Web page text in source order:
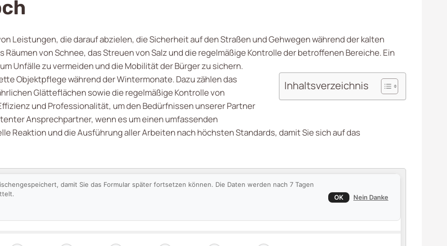
Leistungen, die darauf abzielen, die Sicherheit auf den Straßen und Gehwegen während der kalten
von Schnee, das Streuen von Salz und die regelmäßige Kontrolle der betroffenen Bereiche. Ein
Unfälle zu vermeiden und die Mobilität der Bürger zu sichern.
Inhaltsverzeichnis
Objektpflege während der Wintermonate. Dazu zählen das
Glätteflächen sowie die regelmäßige Kontrolle von
und Professionalität, um den Bedürfnissen unserer Partner
Ansprechpartner, wenn es um einen umfassenden
Reaktion und die Ausführung aller Arbeiten nach höchsten Standards, damit Sie sich auf das
damit Sie das Formular später fortsetzen können. Die Daten werden nach 7 Tagen
OK Nein Danke